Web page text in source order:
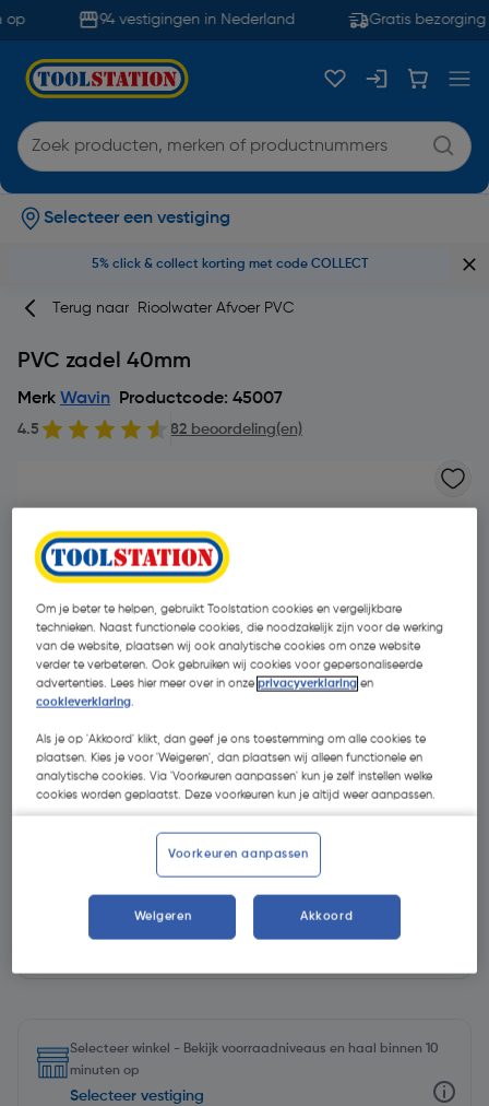
94 vestigingen in Nederland Gratis bezorging
Selecteer een vestiging
5% click & collect korting met code COLLECT
Terug naar Rioolwater Afvoer PVC
PVC zadel 40mm
Merk Wavin Productcode: 45007
4.5 82 beoordeling(en)
| Excl. btw € 0,58
Kies productvariant(4)
Selecteer winkel - Bekijk voorraadniveaus en haal binnen 10
minuten op
Selecteer vestiging
Om je beter te helpen, gebruikt Toolstation cookies en vergelijkbare
technieken. Naast functionele cookies, die noodzakelijk zijn voor de werking
van de website, plaatsen wij ook analytische cookies om onze website
verder te verbeteren. Ook gebruiken wij cookies voor gepersonaliseerde
advertenties. Lees hier meer over in onzeprivacyverklaring en
cookieverklaring.
Als je op 'Akkoord' klikt, dan geef je ons toestemming om alle cookies te
plaatsen. Kies je voor 'Weigeren', dan plaatsen wij alleen functionele en
analytische cookies. Via 'Voorkeuren aanpassen' kun je zelf instellen welke
cookies worden geplaatst. Deze voorkeuren kun je altijd weer aanpassen.
Voorkeuren aanpassen
Weigeren Akkoord